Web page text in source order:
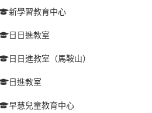
新學習教育中心
日日進教室
日日進教室（馬鞍山）
日進教室
早慧兒童教育中心